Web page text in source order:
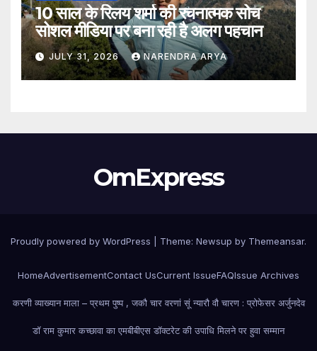
10 साल के रिलय शर्मा की रचनात्मक सोच
सोशल मीडिया पर बना रही है अलग पहचान
JULY 31, 2026 NARENDRA ARYA
OmExpress
Proudly powered by WordPress Theme: Newsup by Themeansar.
HomeAdvertisementContact UsCurrent IssueFAQIssue Archives
करणी व्याख्यान माला – प्रथम पुष्प , जकौ चार वरणां सूं न्यारौ वौ चारण : प्रोफेसर अर्जुनदेव
डॉ राम कुमार कच्छावा का एमबीबीएस डॉक्टरेट की उपाधि मिलने पर हुवा सम्मान